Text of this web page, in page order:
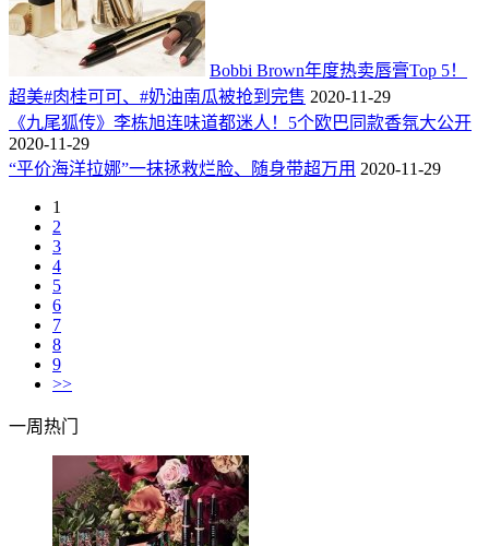
Bobbi Brown年度热卖唇膏Top 5！
超美#肉桂可可、#奶油南瓜被抢到完售 2020-11-29
《九尾狐传》李栋旭连味道都迷人！5个欧巴同款香氛大公开
2020-11-29
“平价海洋拉娜”一抹拯救烂脸、随身带超万用 2020-11-29
1
2
3
4
5
6
7
8
9
>>
一周热门